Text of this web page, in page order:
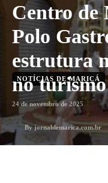
Centro de
Polo
estrutura
no turismo
NOTÍCIAS DE MARICÁ
24 de novembro de 2025
By jornaldemarica.com.br